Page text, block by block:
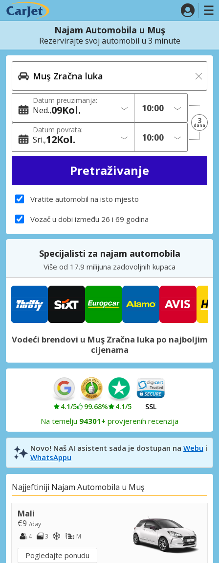
Najam Automobila u Muş
Rezervirajte svoj automobil u 3 minute
Datum preuzimanja:
Ned. 09Kol.
Datum povrata:
Sri. 12Kol.
3
dana
Vratite automobil na isto mjesto
Vozač u dobi između 26 i 69 godina
Specijalisti za najam automobila
Više od 17.9 milijuna zadovoljnih kupaca
Vodeći brendovi u Muş Zračna luka po najboljim
cijenama
4.1/5 99.68% 4.1/5 SSL
Na temelju 94301+ provjerenih recenzija
Novo! Naš AI asistent sada je dostupan na Webu i
WhatsAppu
Najjeftiniji Najam Automobila u Muş
Mali
€9 /day
4
3 M
Pogledajte ponudu